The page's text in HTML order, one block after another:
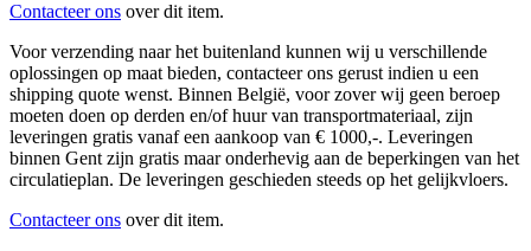
Contacteer ons over dit item.
Voor verzending naar het buitenland kunnen wij u verschillende
oplossingen op maat bieden, contacteer ons gerust indien u een
shipping quote wenst. Binnen België, voor zover wij geen beroep
moeten doen op derden en/of huur van transportmateriaal, zijn
leveringen gratis vanaf een aankoop van € 1000,-. Leveringen
binnen Gent zijn gratis maar onderhevig aan de beperkingen van het
circulatieplan. De leveringen geschieden steeds op het gelijkvloers.
Contacteer ons over dit item.